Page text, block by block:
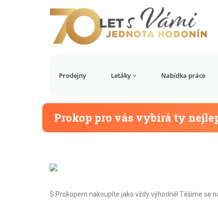
Prodejny Letáky Nabídka práce
Prokop pro vás vybírá ty
S Prokopem nakoupíte jako vždy výhodně! Těšíme se